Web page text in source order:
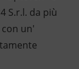
S.r.l. da più
un'